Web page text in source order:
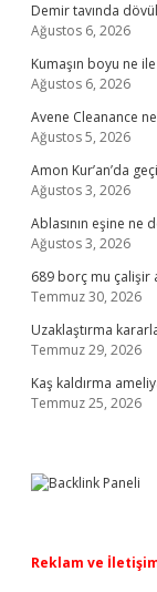
Demir tavında
Ağustos 6, 2026
Kumaşın boyu ne
Ağustos 6, 2026
Avene Cleanance
Ağustos 5, 2026
Amon Kur’an’da
Ağustos 3, 2026
Ablasının eşine ne
Ağustos 3, 2026
689 borç mu çalişir
Temmuz 30, 2026
Uzaklaştırma
Temmuz 29, 2026
Kaş kaldırma
Temmuz 25, 2026
Reklam ve